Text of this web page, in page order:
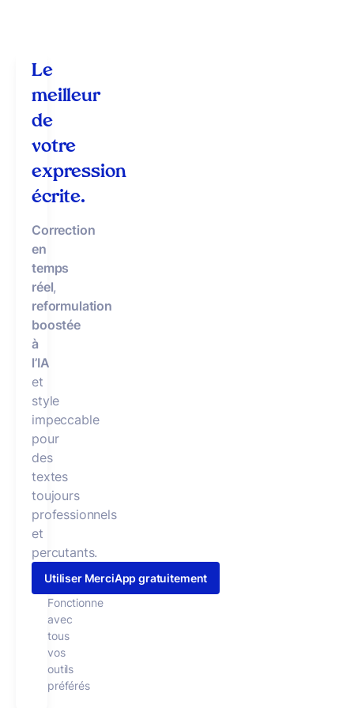
Le
meilleur
de
votre
expression
écrite.
Correction
en
temps
réel,
reformulation
boostée
à
l’IA
et
style
impeccable
pour
des
textes
toujours
professionnels
et
percutants.
Utiliser MerciApp gratuitement
Fonctionne
avec
tous
vos
outils
préférés